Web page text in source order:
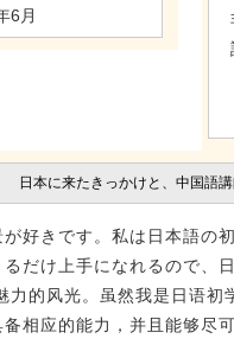
6月
日本に来たきっかけと、中国語
好きです。私は日本語の
だけ上手になれるので、
的风光。虽然我是日语
相应的能力，并且能够尽